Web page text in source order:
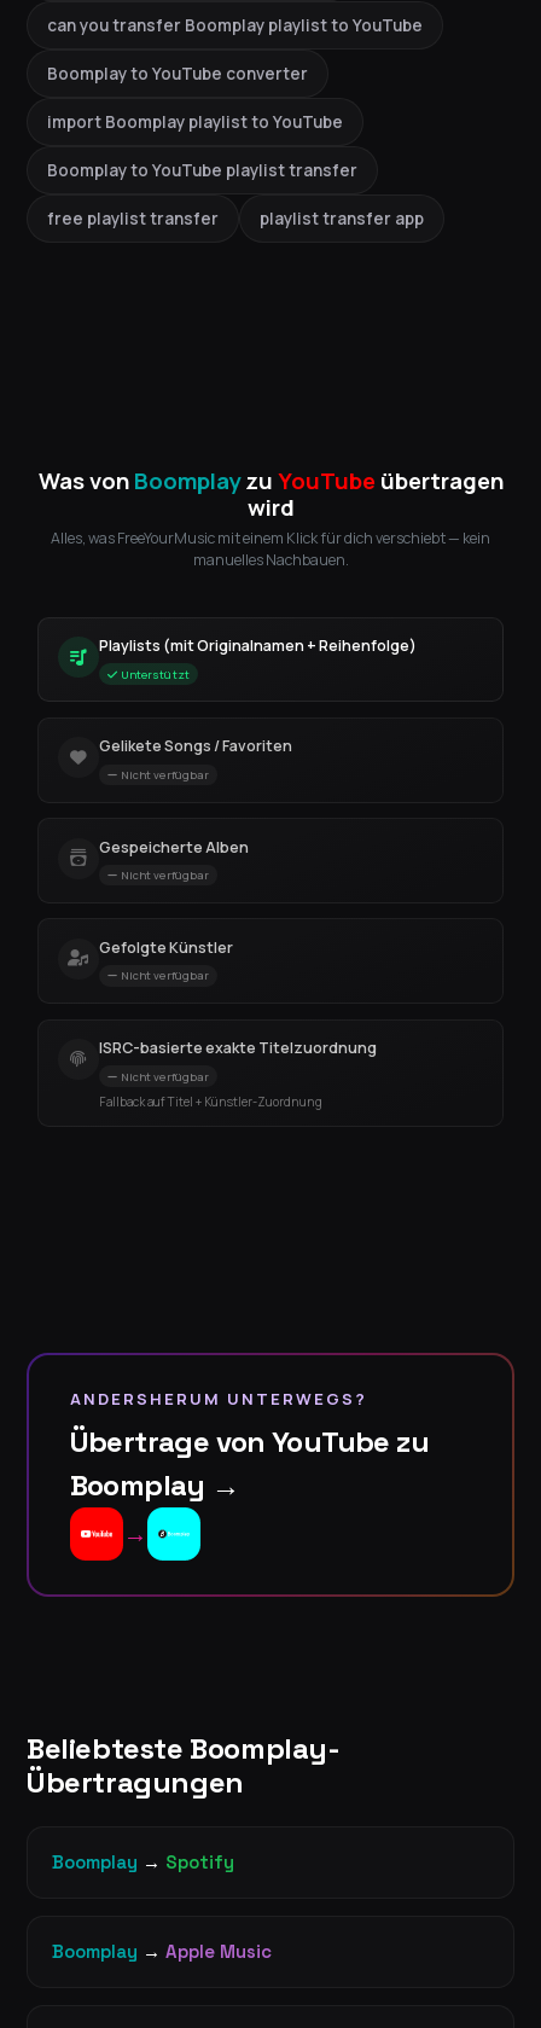
can you transfer Boomplay playlist to YouTube
Boomplay to YouTube converter
import Boomplay playlist to YouTube
Boomplay to YouTube playlist transfer
free playlist transfer playlist transfer app
Was vonBoomplayzuYouTube übertragen
wird
Alles, was FreeYourMusic mit einem Klick für dich verschiebt — kein
manuelles Nachbauen.
Playlists (mit Originalnamen + Reihenfolge)
Unterstützt
Gelikete Songs / Favoriten
Nicht verfügbar
Gespeicherte Alben
Nicht verfügbar
Gefolgte Künstler
Nicht verfügbar
ISRC-basierte exakte Titelzuordnung
Nicht verfügbar
Fallback auf Titel + Künstler-Zuordnung
ANDERSHERUM UNTERWEGS?
Übertrage von YouTube zu
Boomplay →
→
Beliebteste Boomplay-
Übertragungen
Boomplay → Spotify
Boomplay → Apple Music